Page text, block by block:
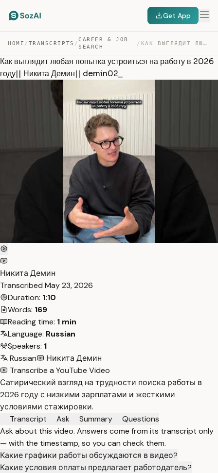
Get App
HOME / TRANSCRIPTS /
CAREER & JOB
SEARCH
/ КАК ВЫГЛЯДИТ ЛЮБАЯ ПОПЫТКА УСТРОИТЬСЯ НА РАБОТУ В 2026 … — TRANSCRIPT
Как выглядит любая попытка устроиться на работу в 2026
году|| Никита Демин|| demin02_
Никита Демин
Transcribed May 23, 2026
Duration: 1:10
Words: 169
Reading time: 1 min
Language: Russian
Speakers: 1
Russian
Никита Демин
Transcribe a YouTube Video
Сатирический взгляд на трудности поиска работы в
2026 году с низкими зарплатами и жесткими
условиями стажировки.
Transcript
Ask Summary
Questions
Ask about this video. Answers come from its transcript only
— with the timestamp, so you can check them.
Какие графики работы обсуждаются в видео?
Какие условия оплаты предлагает работодатель?